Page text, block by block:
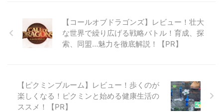
【コールオブドラゴンズ】レビュー！壮大
な世界で繰り広げる戦略バトル！育成、探
索、同盟…魅力を徹底解説！【PR】
【ピクミンブルーム】レビュー！歩くのが
楽しくなる！ピクミンと始める健康生活の
ススメ！【PR】